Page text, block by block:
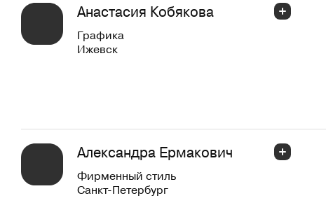
Анастасия Кобякова
Графика
Ижевск
Александра Ермакович
Фирменный стиль
Санкт-Петербург